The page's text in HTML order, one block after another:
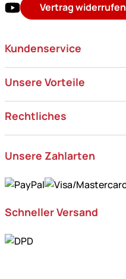
Vertrag widerrufen
Kundenservice
Unsere Vorteile
Rechtliches
Unsere Zahlarten
Schneller Versand